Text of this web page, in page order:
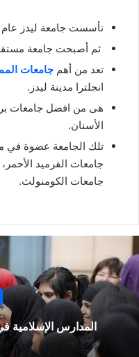
تأسست جامعة ليدز عام 1831 فكانت في البداية كلية الطب.
ثم أصبحت جامعة مستقلة
تعد من أهم جامعات
انجلترا مدينة ليدز.
هى من افضل جامعات
الأسنان.
تلك الجامعة عضوة في
جامعات القرميد
جامعات الكومنولث.
المدارس الإسلامية في